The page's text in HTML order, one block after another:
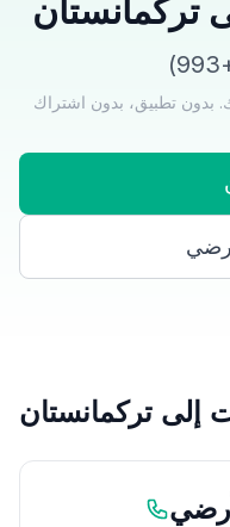
تركمانستان
إلى تركمانستان